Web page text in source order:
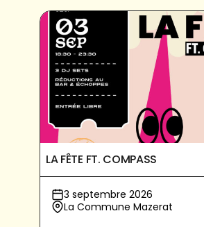
LA FÊTE FT. COMPASS
3 septembre 2026
La Commune Mazerat